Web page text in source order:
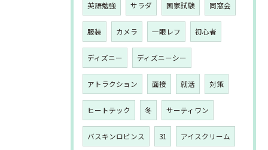
英語勉強 サラダ 国家試験 同窓会
服装 カメラ 一眼レフ 初心者
ディズニー ディズニーシー
アトラクション 面接 就活 対策
ヒートテック 冬 サーティワン
バスキンロビンス 31 アイスクリーム